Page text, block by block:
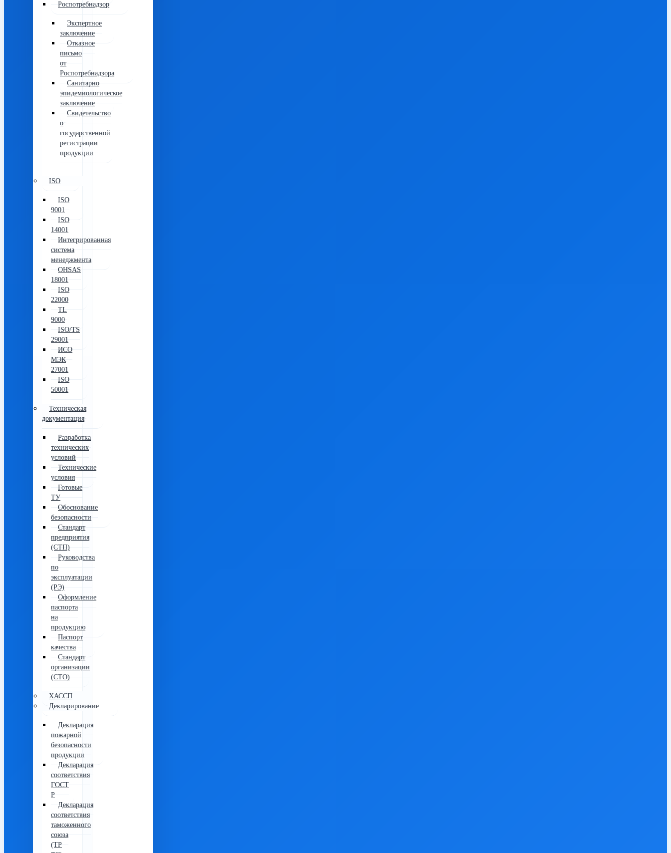
Роспотребнадзор
Экспертное
заключение
Отказное
письмо
от
Роспотребнадзора
Санитарно
эпидемиологическое
заключение
Свидетельство
о
государственной
регистрации
продукции
ISO
ISO
9001
ISO
14001
Интегрированная
система
менеджмента
OHSAS
18001
ISO
22000
TL
9000
ISO/TS
29001
ИСО
МЭК
27001
ISO
50001
Техническая
документация
Разработка
технических
условий
Технические
условия
Готовые
ТУ
Обоснование
безопасности
Стандарт
предприятия
(СТП)
Руководства
по
эксплуатации
(РЭ)
Оформление
паспорта
на
продукцию
Паспорт
качества
Стандарт
организации
(СТО)
ХАССП
Декларирование
Декларация
пожарной
безопасности
продукции
Декларация
соответствия
ГОСТ
Р
Декларация
соответствия
таможенного
союза
(ТР